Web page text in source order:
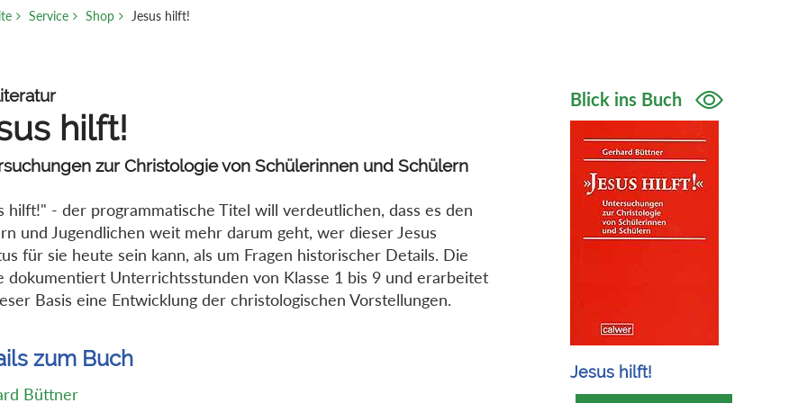
Service Shop Jesus hilft!
hilft!
zur Christologie von Schülerinnen und Schülern
hilft!" - der programmatische Titel will verdeutlichen, dass es den
und Jugendlichen weit mehr darum geht, wer dieser Jesus
für sie heute sein kann, als um Fragen historischer Details. Die
dokumentiert Unterrichtsstunden von Klasse 1 bis 9 und erarbeitet
Basis eine Entwicklung der christologischen Vorstellungen.
zum Buch
Büttner
Blick ins Buch
Jesus hilft!